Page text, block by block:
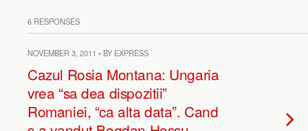
6 RESPONSES
NOVEMBER 3, 2011 • BY EXPRESS
Cazul Rosia Montana: Ungaria
vrea “sa dea dispozitii”
Romaniei, “ca alta data”. Cand